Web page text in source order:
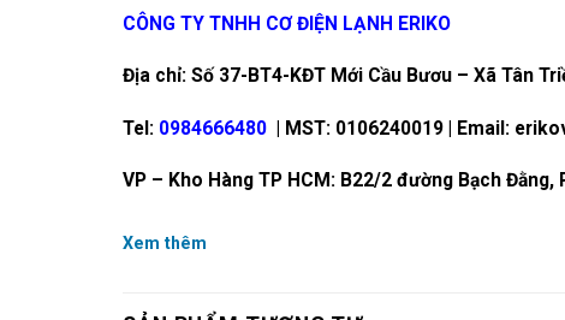
CÔNG TY TNHH CƠ ĐIỆN LẠNH ERIKO
Địa chỉ: Số 37-BT4-KĐT Mới Cầu Bươu – Xã Tân
Tel: 0984666480 | MST: 0106240019 | Email:
VP – Kho Hàng TP HCM: B22/2 đường Bạch Đằng,
Xem thêm